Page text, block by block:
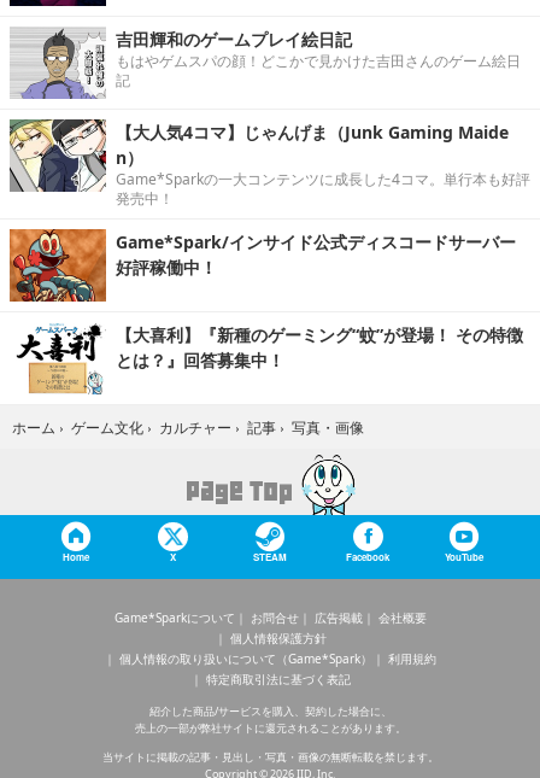
吉田輝和のゲームプレイ絵日記
もはやゲムスパの顔！どこかで見かけた吉田さんのゲーム絵日
記
【大人気4コマ】じゃんげま（Junk Gaming Maide
n）
Game*Sparkの一大コンテンツに成長した4コマ。単行本も好評
発売中！
Game*Spark/インサイド公式ディスコードサーバー
好評稼働中！
【大喜利】『新種のゲーミング“蚊”が登場！ その特徴
とは？』回答募集中！
ホーム › ゲーム文化 › カルチャー › 記事 › 写真・画像
Home X STEAM Facebook YouTube
Game*Sparkについて お問合せ 広告掲載
会社概要
個人情報保護方針
個人情報の取り扱いについて（Game*Spark）
利用規約
特定商取引法に基づく表記
紹介した商品/サービスを購入、契約した場合に、
売上の一部が弊社サイトに還元されることがあります。
当サイトに掲載の記事・見出し・写真・画像の無断転載を禁じます。
Copyright © 2026 IID, Inc.